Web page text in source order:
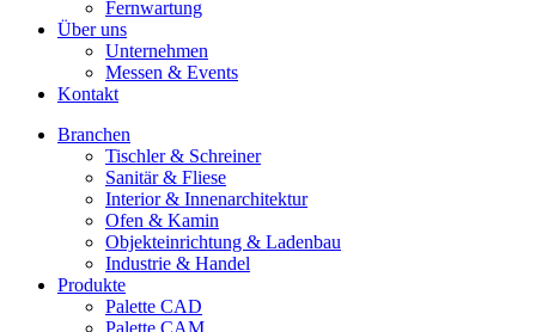
Fernwartung
Über uns
Unternehmen
Messen & Events
Kontakt
Branchen
Tischler & Schreiner
Sanitär & Fliese
Interior & Innenarchitektur
Ofen & Kamin
Objekteinrichtung & Ladenbau
Industrie & Handel
Produkte
Palette CAD
Palette CAM